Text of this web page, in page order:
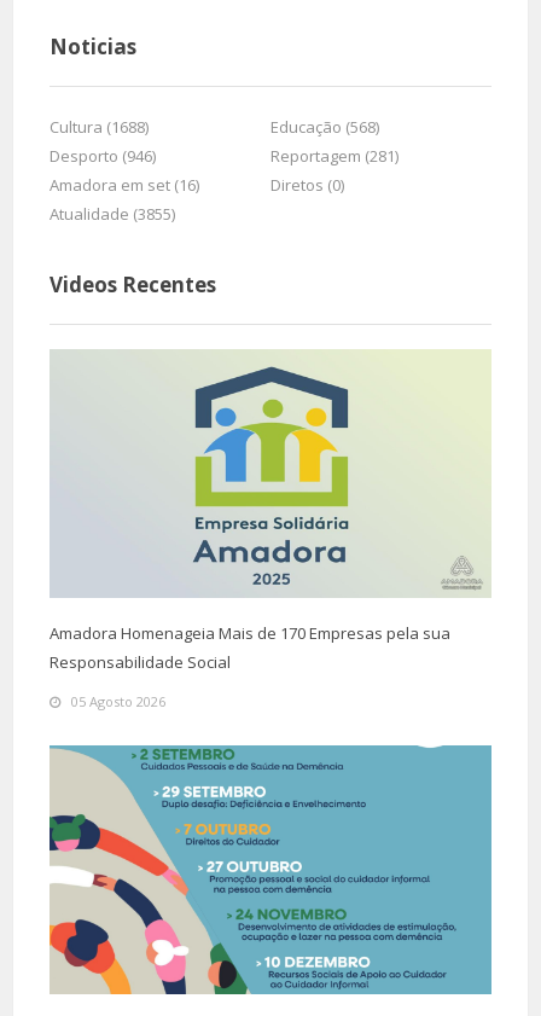
Noticias
Cultura (1688)
Educação (568)
Desporto (946)
Reportagem (281)
Amadora em set (16)
Diretos (0)
Atualidade (3855)
Videos Recentes
Amadora Homenageia Mais de 170 Empresas pela sua
Responsabilidade Social
05 Agosto 2026